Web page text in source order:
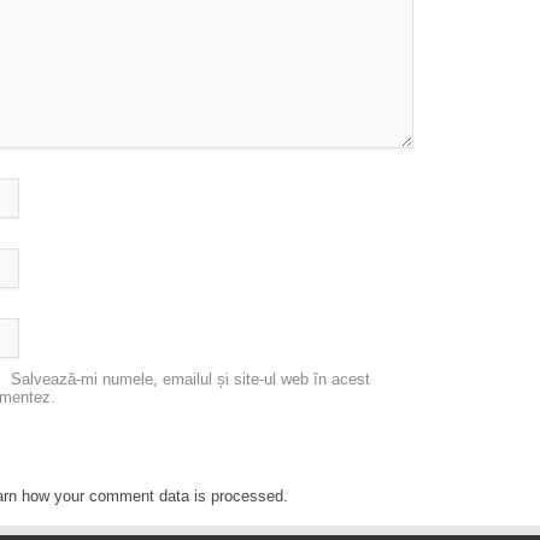
Salvează-mi numele, emailul și site-ul web în acest
how your comment data is processed.